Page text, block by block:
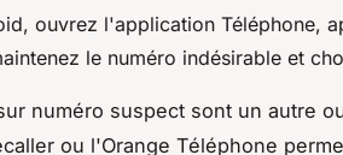
ouvrez l'application Téléphone,
le numéro indésirable et
numéro suspect sont un autre
ou l'Orange Téléphone